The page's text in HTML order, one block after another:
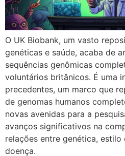
O UK Biobank, um vasto
genéticas e saúde, acaba de
sequências genômicas
voluntários britânicos. É uma
precedentes, um marco que
de genomas humanos
novas avenidas para a
avanços significativos na
relações entre genética, estilo
doença.